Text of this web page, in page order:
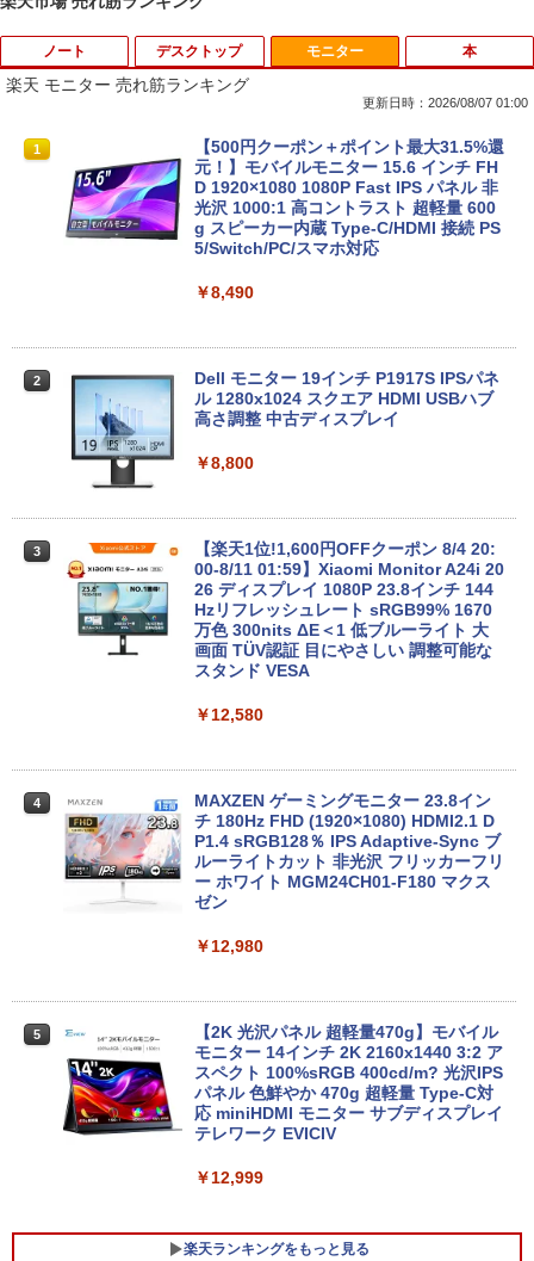
ノート
1
中古ノートパソコン 新生活セット 2026
Windows11搭載 Office付き 15.6型 大手
メーカー 第6〜8世代 Core i3/i5 メモリ8
GB SSD最大1TB 高速SSD搭載 初期設定
済み テレワーク応援 在宅勤務 学生向け
FU25-repc ノートPC 中古パソコン
￥13,900
2
＼8月限定エントリーでP10倍／【中古】
ノートパソコン windows11 office付き
Lenovo レノボ ThinkPad L390 20NSS2
SD256GB 整備済み品 pc win11 os 中古
￥22,770
ノートパソコン Surface Pro 5 高性能第
7世代Core i5-7300U WEBカメラ内蔵 Wi
ndows 11 Pro MS 0ffice 2024選択可 1
P Bluetooth SurfaceConnect USB3.0
MS Office 2024 H&B 搭載｜中古ノート
パソコン Windows11 Office付｜Dynab
ook B55M Core i5 第8世代 8265U メモ
リ 8GB SSD 256GB 15.6型 WEBカメラ
無線マウス セキュリティソフト 無料プレ
￥29,800
MS Office 2024 H&B 搭載｜14型 WEB
カメラ 指紋認証 搭載モデル｜中古 ノー
トパソコン Windows11 Office 付き｜D
降 1.60GHz 4コア 8スレッド メモリ 8G
デスクトップ
1
【訳あり品】中古パソコン | NEC | Mate
MKM34B-1 | Windows11 | デスクトップ
| 一年保証 | 第7世代 | Core i5 7500 3.4
(〜最大3.8)GHz | MEM:8GB | SSD:256G
B | DVD-ROM | 無線LAN:あり | Win11Pr
o64bit
￥10,000
2
【マラソンセール期間中ポイント5倍】中
古デスクトップパソコン 第8世代 Core i5
Windows11 高速SSD128GB メモリ8GB
ion P330 初期設定済 すぐ使える 90日保
￥12,980
【エントリーでポイント100％還元のチ
ャンス】GMKtec ミニpc G3S【Intel N9
5 DDR4 8GB 256GB/512GB SSD】 4コ
ア 4スレッド mini pc Windows11 Pro
ミニパソコン 2画面 超静音 超軽量 高性
￥51,505
【中古】HP Pro Mini 400 G9 Core i5-12
500T メモリ16GB SSD256GB Windows
【展示品・代引不可】 富士通 FUJITSU
デスクトップPC FMV Desktop Fシリー
ズ F55-K1 23.8型/ Core i5-1235U/ メモ
リ 16GB/ SSD 512GB/ Windows 11/ 20
24 Office付き/ 2025年1月モデル
￥149,800
モニター
楽天 モニター 売れ筋ランキング
更新日時：2026/08/07 01:00
1
【500円クーポン＋ポイント最大31.5%還
元！】モバイルモニター 15.6 インチ FH
D 1920×1080 1080P Fast IPS パネル 非
光沢 1000:1 高コントラスト 超軽量 600
g スピーカー内蔵 Type-C/HDMI 接続 PS
5/Switch/PC/スマホ対応
￥8,490
2
Dell モニター 19インチ P1917S IPSパネ
ル 1280x1024 スクエア HDMI USBハブ
高さ調整 中古ディスプレイ
￥8,800
3
【楽天1位!1,600円OFFクーポン 8/4 20:
00-8/11 01:59】Xiaomi Monitor A24i 20
26 ディスプレイ 1080P 23.8インチ 144
Hzリフレッシュレート sRGB99% 1670
万色 300nits ΔE＜1 低ブルーライト 大
画面 TÜV認証 目にやさしい 調整可能な
スタンド VESA
￥12,580
4
MAXZEN ゲーミングモニター 23.8イン
チ 180Hz FHD (1920×1080) HDMI2.1 D
P1.4 sRGB128％ IPS Adaptive-Sync ブ
ルーライトカット 非光沢 フリッカーフリ
ー ホワイト MGM24CH01-F180 マクス
ゼン
￥12,980
5
【2K 光沢パネル 超軽量470g】モバイル
モニター 14インチ 2K 2160x1440 3:2 ア
スペクト 100%sRGB 400cd/m? 光沢IPS
パネル 色鮮やか 470g 超軽量 Type-C対
応 miniHDMI モニター サブディスプレイ
テレワーク EVICIV
￥12,999
楽天ランキングをもっと見る
本